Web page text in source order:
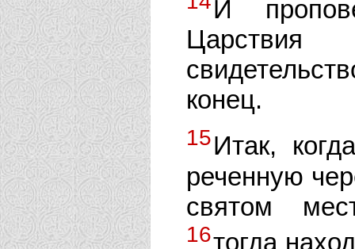
И
конец.
15Итак,
реченную
святом
16тогда